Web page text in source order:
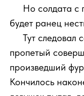
Но солдата с
будет ранец
Тут следовал
пропетый
произведший
Кончилось